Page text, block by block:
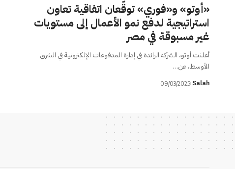
«أوتو» و«فوري» توقّعان اتفاقية تعاون
استراتيجية لدفع نمو الأعمال إلى مستويات
غير مسبوقة في مصر
أعلنت أوتو، الشركة الرائدة في إدارة المدفوعات الإلكترونية في الشرق
الأوسط، عن…
Salah
09/03/2025